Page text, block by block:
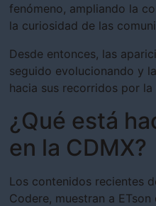
fenómeno, ampliando la
la curiosidad de las
Desde entonces, las
seguido evolucionando y
hacia sus recorridos por
¿Qué está
en la CDMX?
Los contenidos recientes
Codere, muestran a